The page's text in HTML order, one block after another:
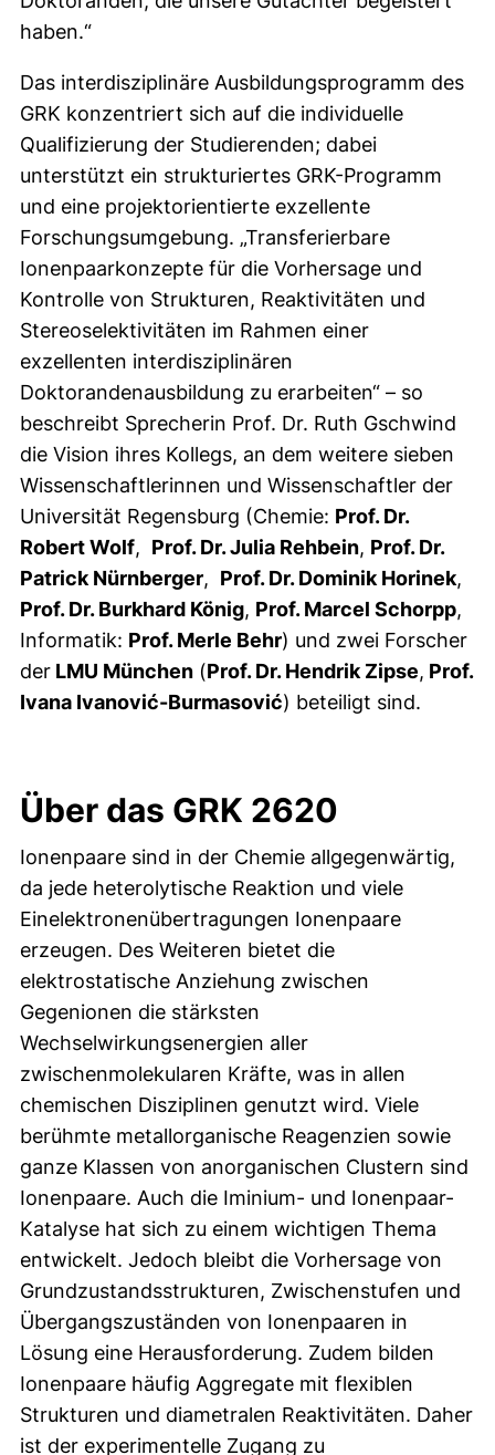
haben.“
Das interdisziplinäre Ausbildungsprogramm des
GRK konzentriert sich auf die individuelle
Qualifizierung der Studierenden; dabei
unterstützt ein strukturiertes GRK-Programm
und eine projektorientierte exzellente
Forschungsumgebung. „Transferierbare
Ionenpaarkonzepte für die Vorhersage und
Kontrolle von Strukturen, Reaktivitäten und
Stereoselektivitäten im Rahmen einer
exzellenten interdisziplinären
Doktorandenausbildung zu erarbeiten“ – so
beschreibt Sprecherin Prof. Dr. Ruth Gschwind
die Vision ihres Kollegs, an dem weitere sieben
Wissenschaftlerinnen und Wissenschaftler der
Universität Regensburg (Chemie: Prof. Dr.
Robert Wolf, Prof. Dr. Julia Rehbein, Prof. Dr.
Patrick Nürnberger, Prof. Dr. Dominik Horinek,
Prof. Dr. Burkhard König, Prof. Marcel Schorpp,
Informatik: Prof. Merle Behr) und zwei Forscher
der LMU München (Prof. Dr. Hendrik Zipse, Prof.
Ivana Ivanović-Burmasović) beteiligt sind.
Über das GRK 2620
Ionenpaare sind in der Chemie allgegenwärtig,
da jede heterolytische Reaktion und viele
Einelektronenübertragungen Ionenpaare
erzeugen. Des Weiteren bietet die
elektrostatische Anziehung zwischen
Gegenionen die stärksten
Wechselwirkungsenergien aller
zwischenmolekularen Kräfte, was in allen
chemischen Disziplinen genutzt wird. Viele
berühmte metallorganische Reagenzien sowie
ganze Klassen von anorganischen Clustern sind
Ionenpaare. Auch die Iminium- und Ionenpaar-
Katalyse hat sich zu einem wichtigen Thema
entwickelt. Jedoch bleibt die Vorhersage von
Grundzustandsstrukturen, Zwischenstufen und
Übergangszuständen von Ionenpaaren in
Lösung eine Herausforderung. Zudem bilden
Ionenpaare häufig Aggregate mit flexiblen
Strukturen und diametralen Reaktivitäten. Daher
ist der experimentelle Zugang zu